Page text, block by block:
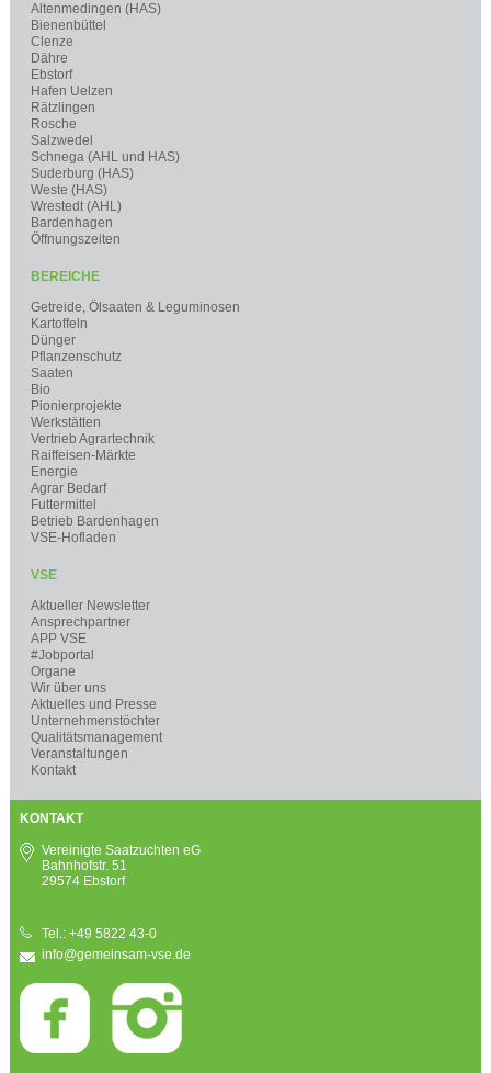
Altenmedingen (HAS)
Bienenbüttel
Clenze
Dähre
Ebstorf
Hafen Uelzen
Rätzlingen
Rosche
Salzwedel
Schnega (AHL und HAS)
Suderburg (HAS)
Weste (HAS)
Wrestedt (AHL)
Bardenhagen
Öffnungszeiten
BEREICHE
Getreide, Ölsaaten & Leguminosen
Kartoffeln
Dünger
Pflanzenschutz
Saaten
Bio
Pionierprojekte
Werkstätten
Vertrieb Agrartechnik
Raiffeisen-Märkte
Energie
Agrar Bedarf
Futtermittel
Betrieb Bardenhagen
VSE-Hofladen
VSE
Aktueller Newsletter
Ansprechpartner
APP VSE
#Jobportal
Organe
Wir über uns
Aktuelles und Presse
Unternehmenstöchter
Qualitätsmanagement
Veranstaltungen
Kontakt
KONTAKT
Vereinigte Saatzuchten eG
Bahnhofstr. 51
29574 Ebstorf
Tel.: +49 5822 43-0
info@gemeinsam-vse.de